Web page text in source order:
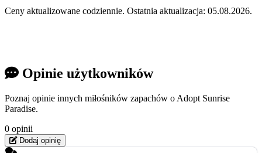
Ceny aktualizowane codziennie. Ostatnia aktualizacja: 05.08.2026.
Opinie użytkowników
Poznaj opinie innych miłośników zapachów o Adopt Sunrise
Paradise.
0 opinii
Dodaj opinię